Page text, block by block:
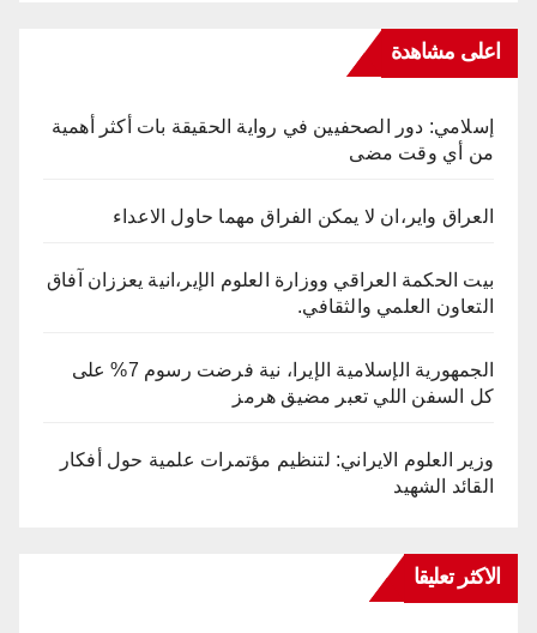
اعلى مشاهدة
إسلامي: دور الصحفيين في رواية الحقيقة بات أكثر أهمية
من أي وقت مضى
العراق واير،ان لا يمكن الفراق مهما حاول الاعداء
بيت الحكمة العراقي ووزارة العلوم الإير،انية يعززان آفاق
التعاون العلمي والثقافي.
الجمهورية الإسلامية الإيرا، نية فرضت رسوم 7% على
كل السفن اللي تعبر مضيق هرمز
وزير العلوم الايراني: لتنظيم مؤتمرات علمية حول أفكار
القائد الشهيد
الاكثر تعليقا